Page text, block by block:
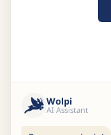
Wolpi
AI Assistant